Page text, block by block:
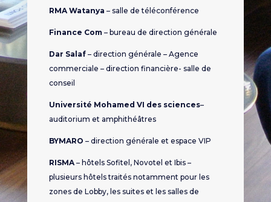
RMA Watanya – salle de téléconférence
Finance Com– bureau de direction générale
Dar Salaf– direction générale – Agence
commerciale – direction financière- salle de
conseil
Université Mohamed VI des sciences–
auditorium et amphithéâtres
BYMARO – direction générale et espace VIP
RISMA– hôtels Sofitel, Novotel et Ibis –
plusieurs hôtels traités notamment pour les
zones de Lobby, les suites et les salles de